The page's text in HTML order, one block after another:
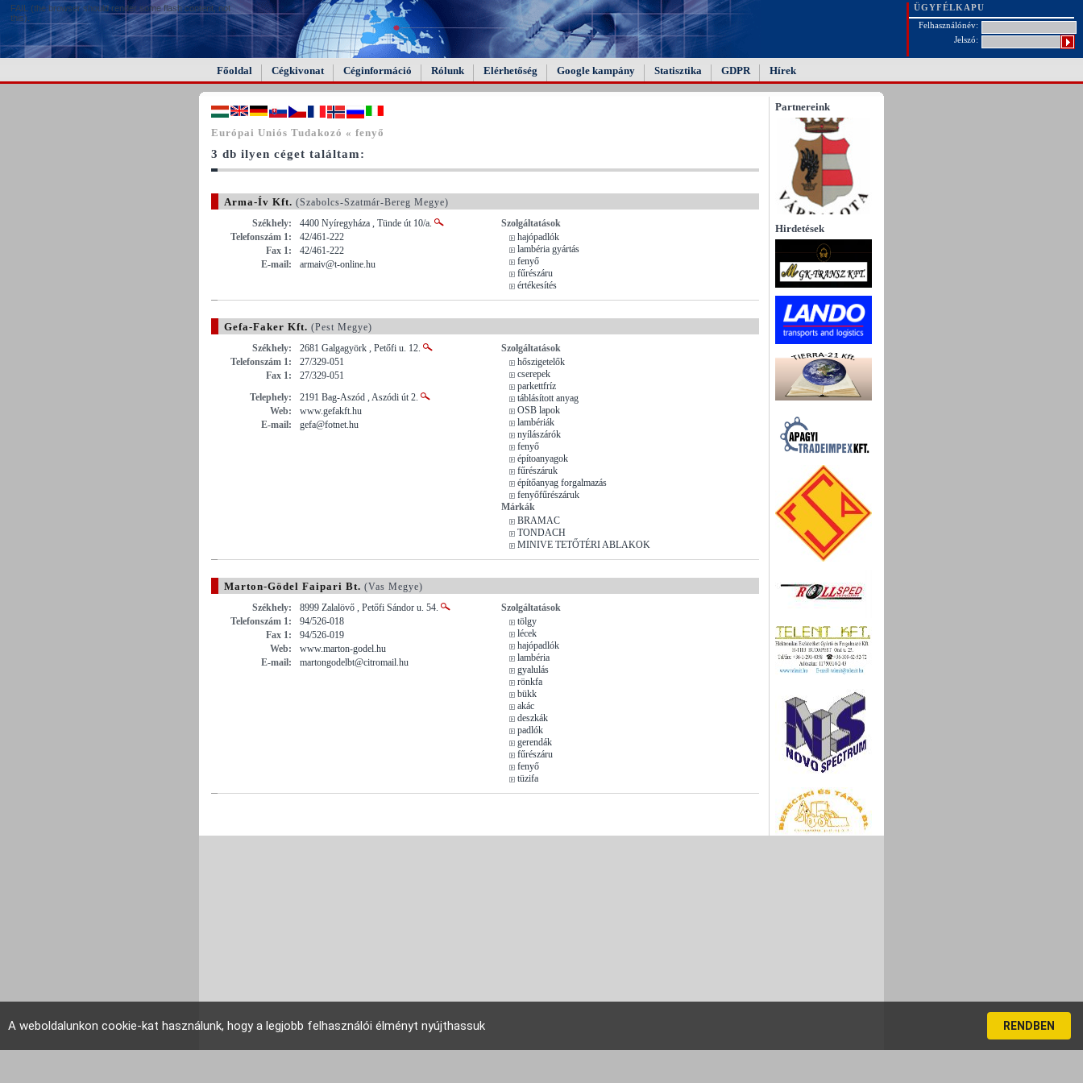
FAIL (the browser should render some flash content, not
this).
ÜGYFÉLKAPU
Felhasználónév:
Jelszó:
Főoldal Cégkivonat Céginformáció Rólunk Elérhetőség Google kampány Statisztika GDPR Hírek
Európai Uniós Tudakozó « fenyő
3 db ilyen céget találtam:
Arma-Ív Kft. (Szabolcs-Szatmár-Bereg Megye)
Székhely:
4400 Nyíregyháza , Tünde út 10/a.
Telefonszám 1:
42/461-222
Fax 1:
42/461-222
E-mail:
armaiv@t-online.hu
Szolgáltatások
hajópadlók
lambéria gyártás
fenyő
fűrészáru
értékesítés
Gefa-Faker Kft. (Pest Megye)
Székhely:
2681 Galgagyörk , Petőfi u. 12.
Telefonszám 1:
27/329-051
Fax 1:
27/329-051
Telephely:
2191 Bag-Aszód , Aszódi út 2.
Web:
www.gefakft.hu
E-mail:
gefa@fotnet.hu
Szolgáltatások
hőszigetelők
cserepek
parkettfríz
táblásított anyag
OSB lapok
lambériák
nyílászárók
fenyő
építoanyagok
fűrészáruk
építőanyag forgalmazás
fenyőfűrészáruk
Márkák
BRAMAC
TONDACH
MINIVE TETŐTÉRI ABLAKOK
Marton-Gödel Faipari Bt. (Vas Megye)
Székhely:
8999 Zalalövő , Petőfi Sándor u. 54.
Telefonszám 1:
94/526-018
Fax 1:
94/526-019
Web:
www.marton-godel.hu
E-mail:
martongodelbt@citromail.hu
Szolgáltatások
tölgy
lécek
hajópadlók
lambéria
gyalulás
rönkfa
bükk
akác
deszkák
padlók
gerendák
fűrészáru
fenyő
tüzifa
Partnereink
Hirdetések
A weboldalunkon cookie-kat használunk, hogy a legjobb felhasználói élményt nyújthassuk RENDBEN